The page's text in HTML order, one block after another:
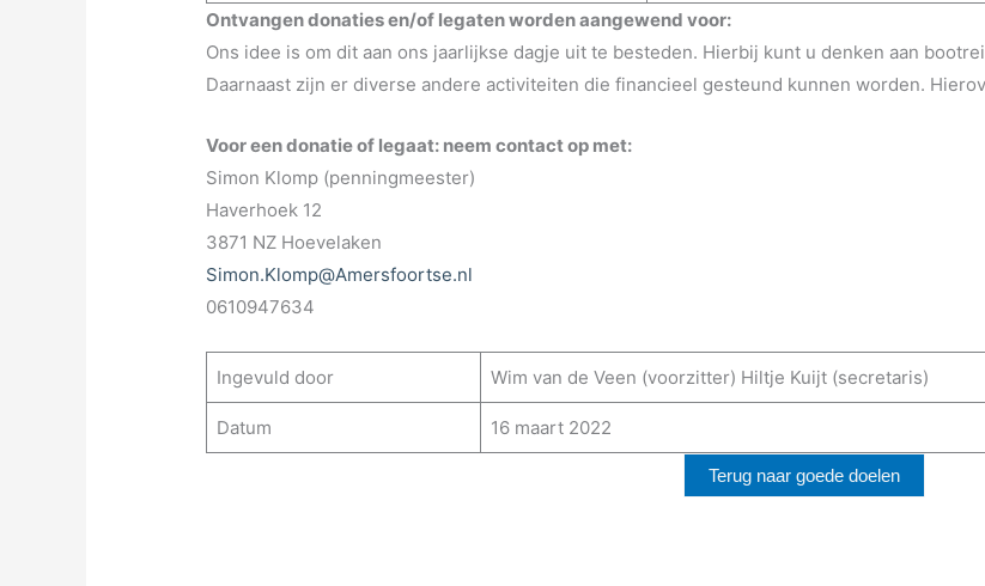
Ontvangen donaties en/of legaten worden aangewend voor:
Ons idee is om dit aan ons jaarlijkse dagje uit te besteden. Hierbij kunt u denken aan
Daarnaast zijn er diverse andere activiteiten die financieel gesteund kunnen worden.
Voor een donatie of legaat: neem contact op met:
Simon Klomp (penningmeester)
Haverhoek 12
3871 NZ Hoevelaken
Simon.Klomp@Amersfoortse.nl
0610947634
Ingevuld door Wim van de Veen (voorzitter) Hiltje Kuijt (secretaris)
Datum 16 maart 2022
Terug naar goede doelen